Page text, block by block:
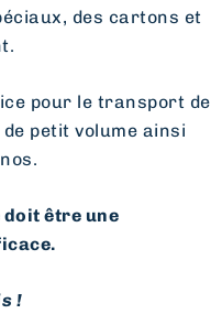
des cartons et
pour le transport de
petit volume ainsi
doit être une
!